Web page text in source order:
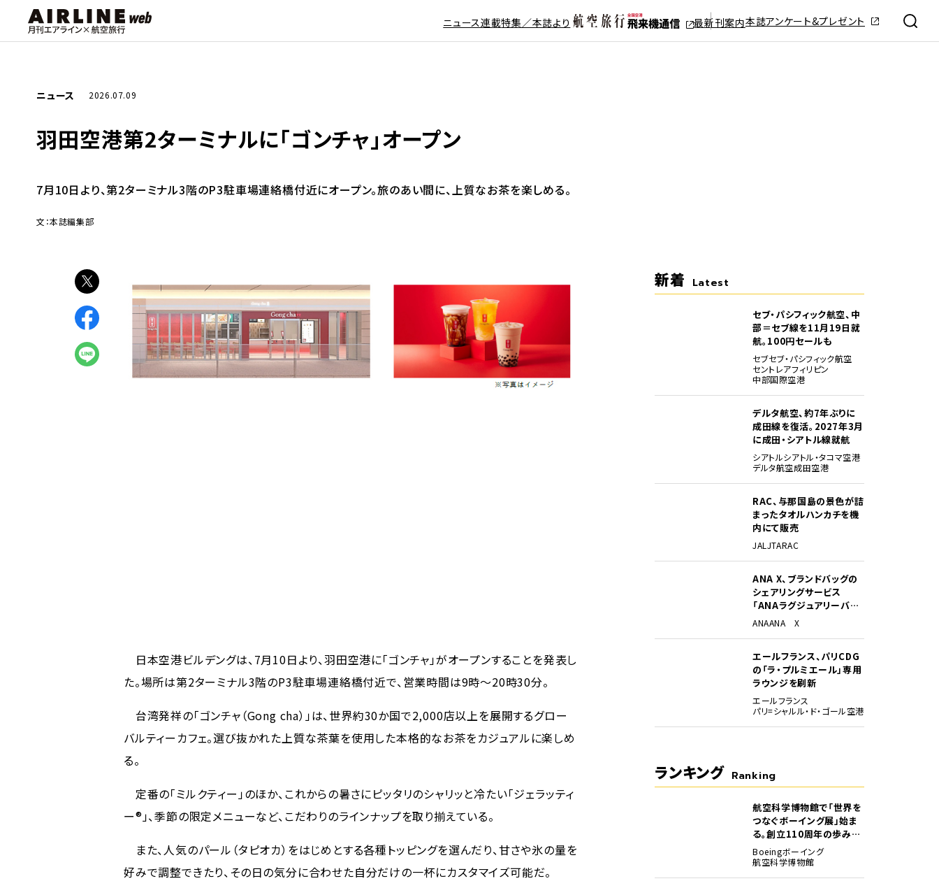
ニュース連載特集／本誌より 最新刊案内本誌アンケート&プレゼント
ニュース 2026.07.09
羽田空港第2ターミナルに「ゴンチャ」オープン
7月10日より、第2ターミナル3階のP3駐車場連絡橋付近にオープン。旅のあい間に、上質なお茶を楽しめる。
文：本誌編集部
日本空港ビルデングは、7月10日より、羽田空港に「ゴンチャ」がオープンすることを発表し
た。場所は第2ターミナル3階のP3駐車場連絡橋付近で、営業時間は9時～20時30分。
台湾発祥の「ゴンチャ（Gong cha）」は、世界約30か国で2,000店以上を展開するグロー
バルティーカフェ。選び抜かれた上質な茶葉を使用した本格的なお茶をカジュアルに楽しめ
る。
定番の「ミルクティー」のほか、これからの暑さにピッタリのシャリッと冷たい「ジェラッティ
ー®」、季節の限定メニューなど、こだわりのラインナップを取り揃えている。
また、人気のパール（タピオカ）をはじめとする各種トッピングを選んだり、甘さや氷の量を
好みで調整できたり、その日の気分に合わせた自分だけの一杯にカスタマイズ可能だ。
新着 Latest
セブ・パシフィック航空、中
部＝セブ線を11月19日就
航。100円セールも
セブセブ・パシフィック航空
セントレアフィリピン
中部国際空港
デルタ航空、約7年ぶりに
成田線を復活。2027年3月
に成田・シアトル線就航
シアトルシアトル・タコマ空港
デルタ航空成田空港
RAC、与那国島の景色が詰
まったタオルハンカチを機
内にて販売
JAL JTARAC
ANA X、ブランドバッグの
シェアリングサービス
「ANAラグジュアリーバッ
グ」開始
ANAANA X
エールフランス、パリCDG
の「ラ・プルミエール」専用
ラウンジを刷新
エールフランス
パリ=シャルル・ド・ゴール空港
ランキング Ranking
航空科学博物館で「世界を
つなぐボーイング展」始ま
る。創立110周年の歩みを
貴重な資料でたどる
Boeingボーイング
航空科学博物館